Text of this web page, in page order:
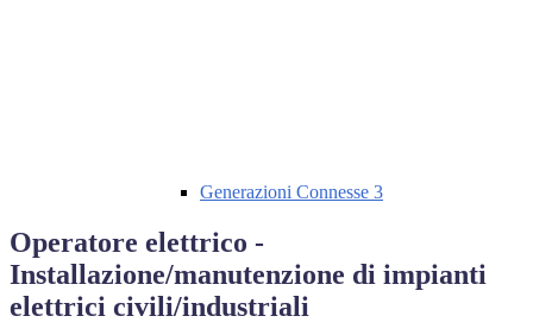
Generazioni Connesse 3
Operatore elettrico -
Installazione/manutenzione di impianti
elettrici civili/industriali